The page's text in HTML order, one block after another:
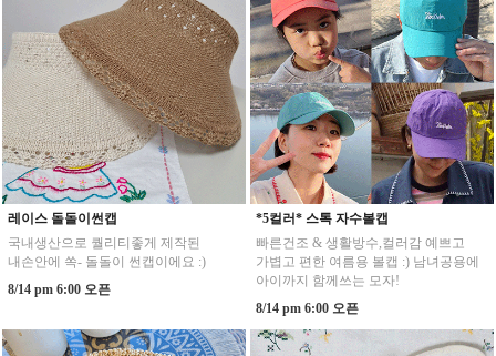
레이스 돌돌이썬캡
국내생산으로 퀄리티좋게 제작된
내손안에 쏙- 돌돌이 썬캡이에요 :)
8/14 pm 6:00 오픈
*5컬러* 스톡 자수볼캡
빠른건조 & 생활방수,컬러감 예쁘고
가볍고 편한 여름용 볼캡 :) 남녀공용에
아이까지 함께쓰는 모자!
8/14 pm 6:00 오픈